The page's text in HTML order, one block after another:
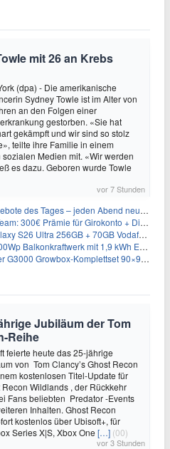
mit 26 an Krebs
(dpa) - Die amerikanische
Sydney Towle ist im Alter von
an den Folgen einer
gestorben. «Sie hat
gekämpft und wir sind so stolz
teilte ihre Familie in einem
Medien mit. «Wir werden
es dazu. Geboren wurde Towle
vor 7 Stunden
Tages – jeden Abend neue Deals zum Stöbern
300€ Prämie für Girokonto + Direkt-Depot
+ 70GB Vodafone-Netz für 34,99€/Monat (effektiv 4,74€/Monat)
mit 1,9 kWh EcoFlow-Speicher für 719€ + 30€ Filial-Gutschein
Growbox-Komplettset 90×90×180 cm für 379,99€
Jubiläum der Tom
Reihe
feierte heute das 25-jährige
von Tom Clancy’s Ghost Recon
kostenlosen Titel-Update für
Recon Wildlands , der Rückkehr
Fans beliebten Predator -Events
Inhalten. Ghost Recon
kostenlos über Ubisoft+, für
Series X|S, Xbox One […] (00)
vor 3 Stunden